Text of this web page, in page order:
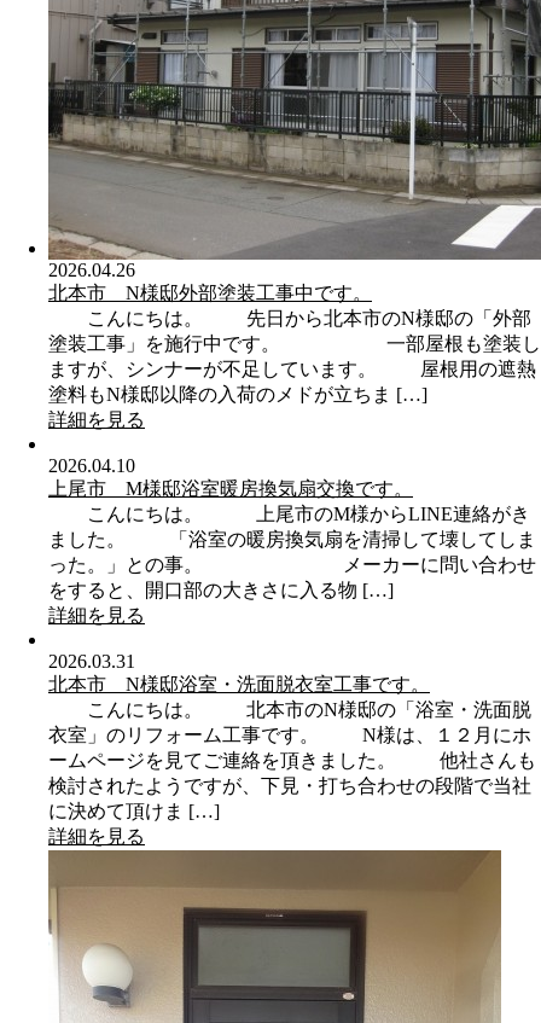
2026.04.26
北本市 N様邸外部塗装工事中です。
こんにちは。 先日から北本市のN様邸の「外部
塗装工事」を施行中です。 一部屋根も塗装し
ますが、シンナーが不足しています。 屋根用の遮熱
塗料もN様邸以降の入荷のメドが立ちま […]
詳細を見る
2026.04.10
上尾市 M様邸浴室暖房換気扇交換です。
こんにちは。 上尾市のM様からLINE連絡がき
ました。 「浴室の暖房換気扇を清掃して壊してしま
った。」との事。 メーカーに問い合わせ
をすると、開口部の大きさに入る物 […]
詳細を見る
2026.03.31
北本市 N様邸浴室・洗面脱衣室工事です。
こんにちは。 北本市のN様邸の「浴室・洗面脱
衣室」のリフォーム工事です。 N様は、１２月にホ
ームページを見てご連絡を頂きました。 他社さんも
検討されたようですが、下見・打ち合わせの段階で当社
に決めて頂けま […]
詳細を見る